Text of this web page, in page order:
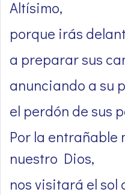
Altísimo,
porque irás
a preparar sus
anunciando a su
el perdón de sus
Por la
nuestro Dios,
nos visitará el sol